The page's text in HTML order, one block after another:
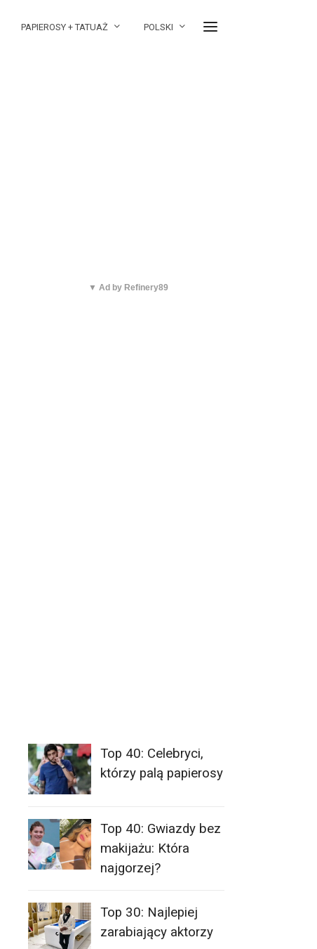
PAPIEROSY + TATUAŻ POLSKI
▼ Ad by Refinery89
Top 40: Celebryci,
którzy palą papierosy
Top 40: Gwiazdy bez
makijażu: Która
najgorzej?
Top 30: Najlepiej
zarabiający aktorzy